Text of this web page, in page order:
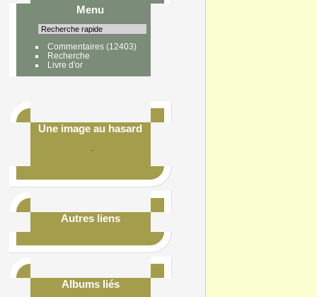
Menu
Commentaires(12403)
Recherche
Livre d'or
Une image au hasard
Autres liens
Albums liés